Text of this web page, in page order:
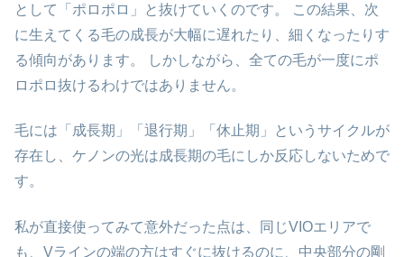
として「ポロポロ」と抜けていくのです。 この結果、次
に生えてくる毛の成長が大幅に遅れたり、細くなったりす
る傾向があります。 しかしながら、全ての毛が一度にポ
ロポロ抜けるわけではありません。
毛には「成長期」「退行期」「休止期」というサイクルが
存在し、ケノンの光は成長期の毛にしか反応しないためで
す。
私が直接使ってみて意外だった点は、同じVIOエリアで
も、Vラインの端の方はすぐに抜けるのに、中央部分の剛